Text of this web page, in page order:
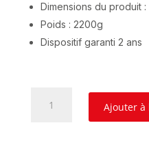
Dimensions du produit
Poids : 2200g
Dispositif garanti 2 ans
Ajouter à